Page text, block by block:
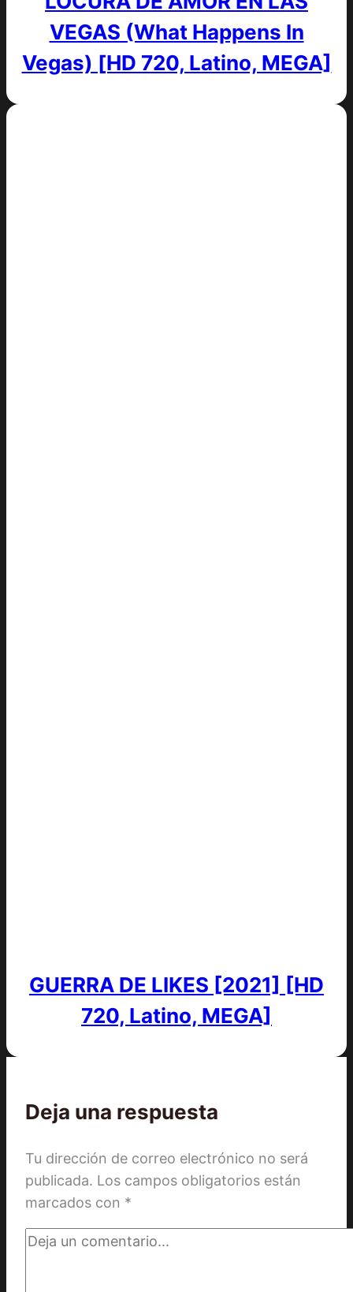
VEGAS (What Happens In
Vegas) [HD 720, Latino, MEGA]
GUERRA DE LIKES [2021] [HD
720, Latino, MEGA]
Deja una respuesta
Tu dirección de correo electrónico no será
publicada. Los campos obligatorios están
marcados con *